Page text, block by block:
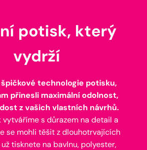
potisk, který
vydrží
technologie potisku,
přinesli maximální odolnost,
z vašich vlastních návrhů.
vytváříme s důrazem na detail a
se mohli těšit z dlouhotrvajících
tisknete na bavlnu, polyester,